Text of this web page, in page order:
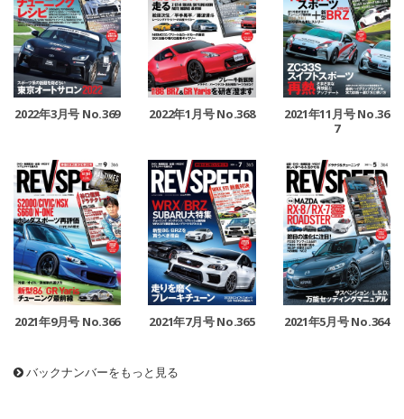
2022年3月号 No.369 2022年1月号 No.368
2021年11月号 No.36
7
2021年9月号 No.366 2021年7月号 No.365 2021年5月号 No.364
バックナンバーをもっと見る